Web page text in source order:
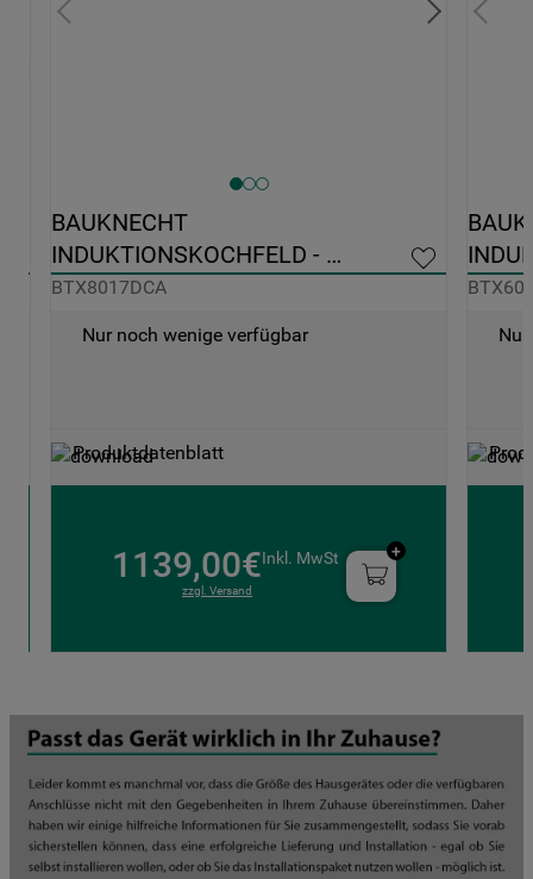
BAUKNECHT
INDUKTIONSKOCHFELD -
BTX8017DCA
BTX8017DCA
Nur noch wenige verfügbar
Produktdatenblatt
1139,00€Inkl. MwSt
zzgl. Versand